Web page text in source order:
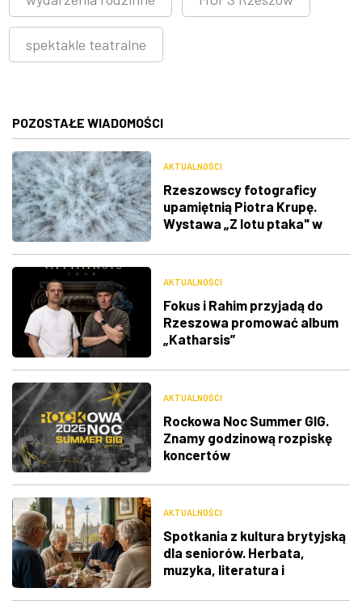
spektakle teatralne
POZOSTAŁE WIADOMOŚCI
AKTUALNOŚCI
Rzeszowscy fotograficy
upamiętnią Piotra Krupę.
Wystawa „Z lotu ptaka" w
AKTUALNOŚCI
Fokus i Rahim przyjadą do
Rzeszowa promować album
„Katharsis”
AKTUALNOŚCI
Rockowa Noc Summer GIG.
Znamy godzinową rozpiskę
koncertów
AKTUALNOŚCI
Spotkania z kultura brytyjską
dla seniorów. Herbata,
muzyka, literatura i